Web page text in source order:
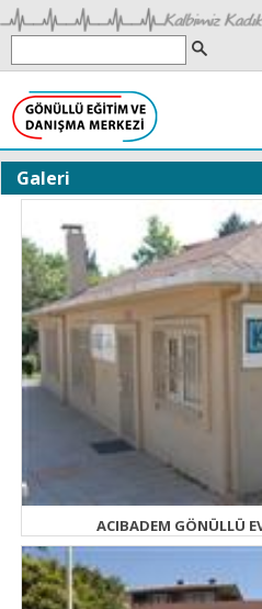
Galeri
ACIBADEM GÖNÜLLÜ